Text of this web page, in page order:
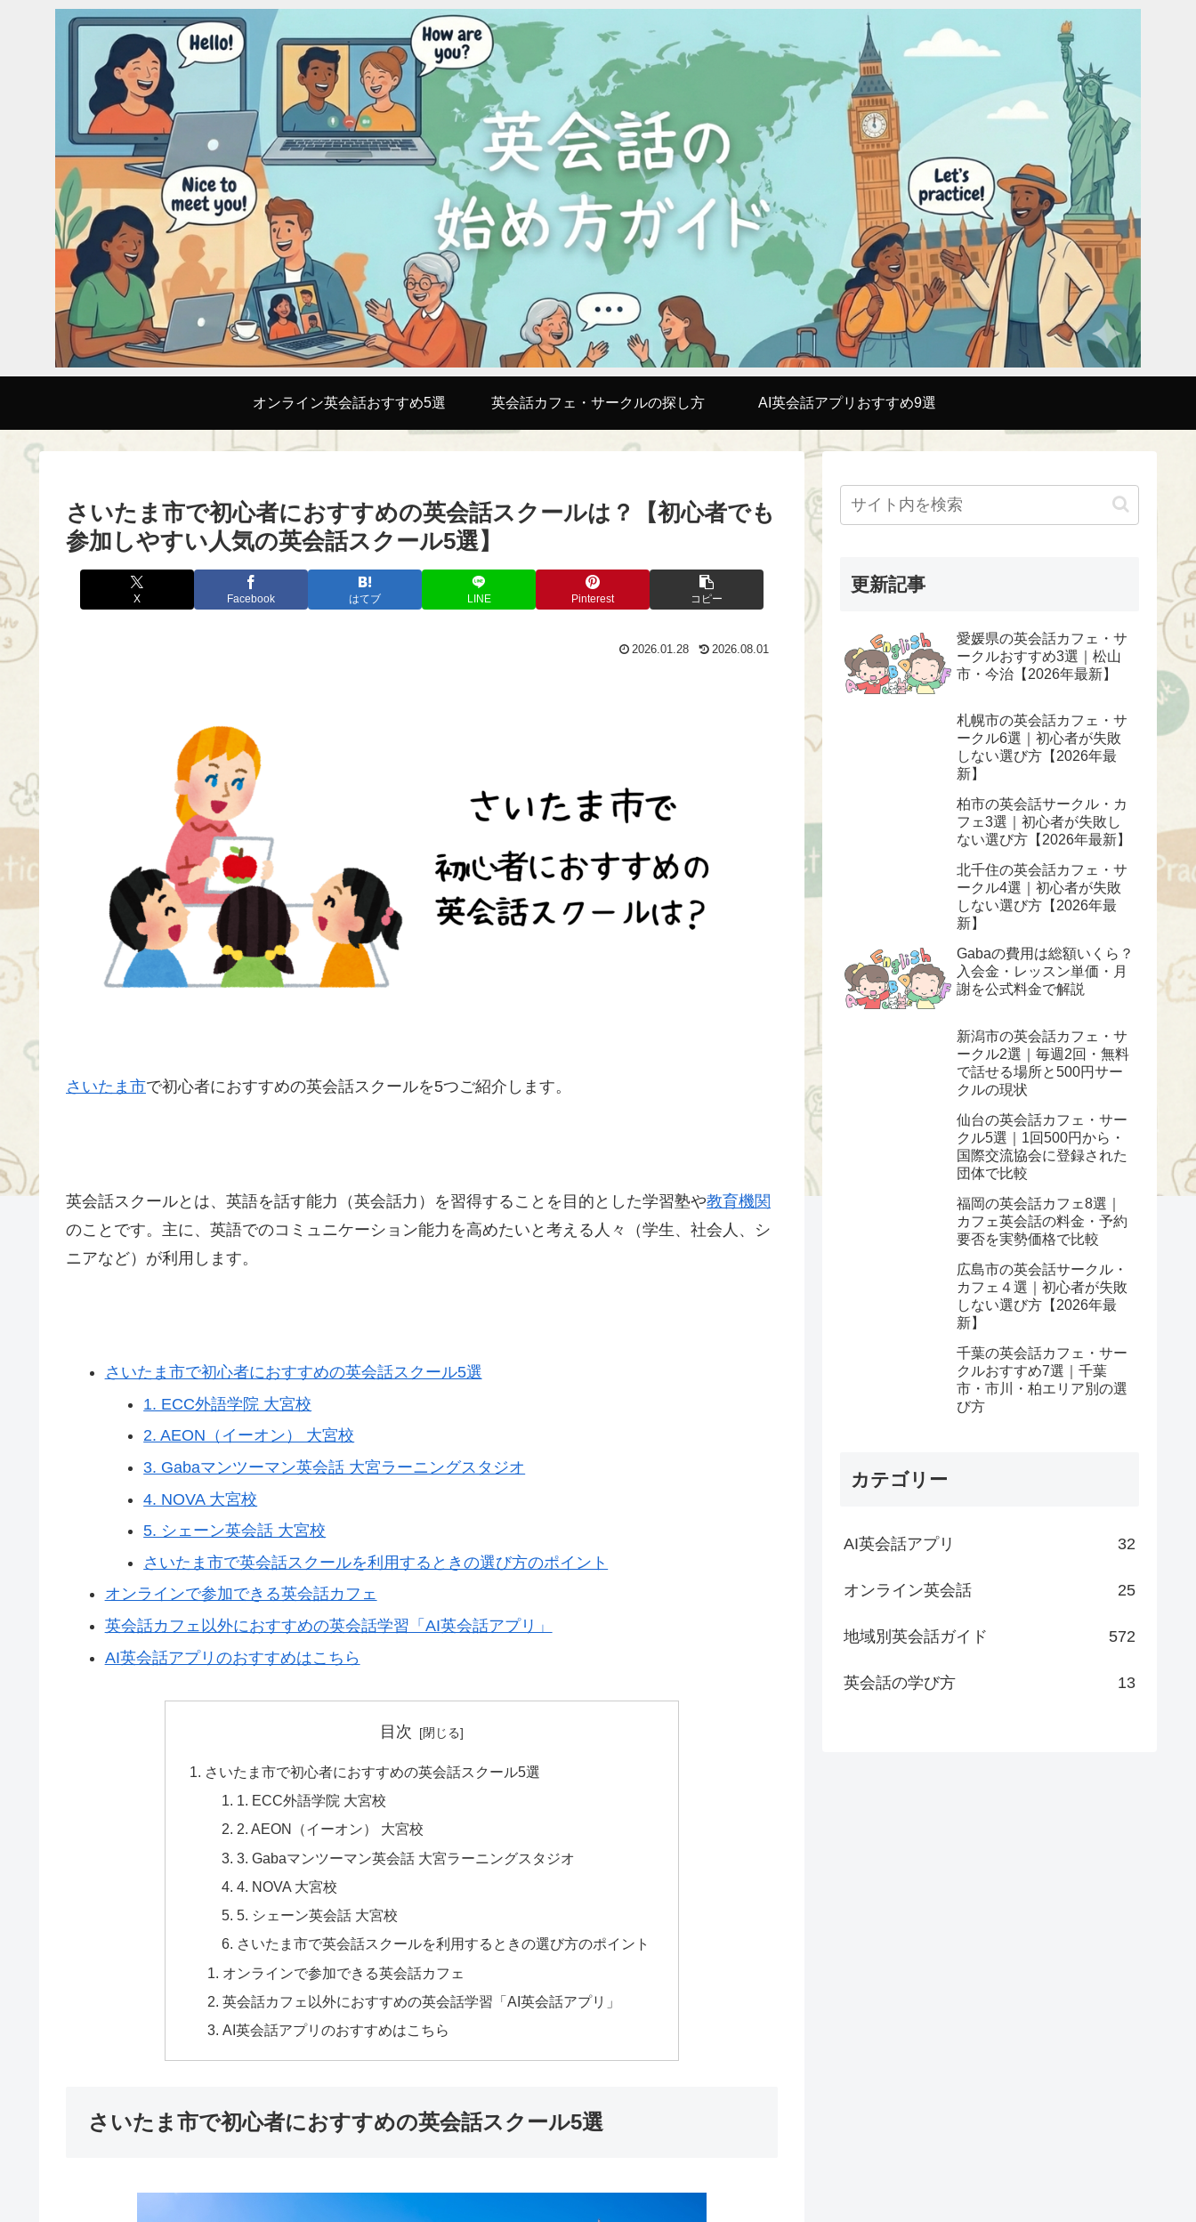
オンライン英会話おすすめ5選 英会話カフェ・サークルの探し方 AI英会話アプリおすすめ9選
さいたま市で初心者におすすめの英会話スクールは？【初心者でも
参加しやすい人気の英会話スクール5選】
X Facebook はてブ LINE Pinterest コピー
2026.01.28 2026.08.01
さいたま市で初心者におすすめの英会話スクールを5つご紹介します。
英会話スクールとは、英語を話す能力（英会話力）を習得することを目的とした学習塾や教育機関
のことです。主に、英語でのコミュニケーション能力を高めたいと考える人々（学生、社会人、シ
ニアなど）が利用します。
さいたま市で初心者におすすめの英会話スクール5選
1. ECC外語学院 大宮校
2. AEON（イーオン） 大宮校
3. Gabaマンツーマン英会話 大宮ラーニングスタジオ
4. NOVA 大宮校
5. シェーン英会話 大宮校
さいたま市で英会話スクールを利用するときの選び方のポイント
オンラインで参加できる英会話カフェ
英会話カフェ以外におすすめの英会話学習「AI英会話アプリ」
AI英会話アプリのおすすめはこちら
目次
さいたま市で初心者におすすめの英会話スクール5選
1. ECC外語学院 大宮校
2. AEON（イーオン） 大宮校
3. Gabaマンツーマン英会話 大宮ラーニングスタジオ
4. NOVA 大宮校
5. シェーン英会話 大宮校
さいたま市で英会話スクールを利用するときの選び方のポイント
オンラインで参加できる英会話カフェ
英会話カフェ以外におすすめの英会話学習「AI英会話アプリ」
AI英会話アプリのおすすめはこちら
さいたま市で初心者におすすめの英会話スクール5選
更新記事
愛媛県の英会話カフェ・サ
ークルおすすめ3選｜松山
市・今治【2026年最新】
札幌市の英会話カフェ・サ
ークル6選｜初心者が失敗
しない選び方【2026年最
新】
柏市の英会話サークル・カ
フェ3選｜初心者が失敗し
ない選び方【2026年最新】
北千住の英会話カフェ・サ
ークル4選｜初心者が失敗
しない選び方【2026年最
新】
Gabaの費用は総額いくら？
入会金・レッスン単価・月
謝を公式料金で解説
新潟市の英会話カフェ・サ
ークル2選｜毎週2回・無料
で話せる場所と500円サー
クルの現状
仙台の英会話カフェ・サー
クル5選｜1回500円から・
国際交流協会に登録された
団体で比較
福岡の英会話カフェ8選｜
カフェ英会話の料金・予約
要否を実勢価格で比較
広島市の英会話サークル・
カフェ４選｜初心者が失敗
しない選び方【2026年最
新】
千葉の英会話カフェ・サー
クルおすすめ7選｜千葉
市・市川・柏エリア別の選
び方
カテゴリー
AI英会話アプリ 32
オンライン英会話 25
地域別英会話ガイド 572
英会話の学び方 13